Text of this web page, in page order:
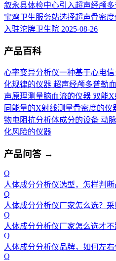
叙永县体检中心引入超声经颅
宝鸡卫生服务站选择超声骨密度
入驻沱牌卫生院 2025-08-26
产品百科
心率变异分析仪一种基于心电
化规律的仪器 超声经颅多普勒
声原理测量脑血流的仪器 双能X
同能量的X射线测量骨密度的仪
物电阻抗分析体成分的设备 动
化风险的仪器
产品问答 →
Q
人体成分分析仪选型，怎样判断
Q
人体成分分析仪厂家怎么选？
Q
人体成分分析仪厂家怎么选才不
Q
人体成分分析仪品牌，如何左右
Q